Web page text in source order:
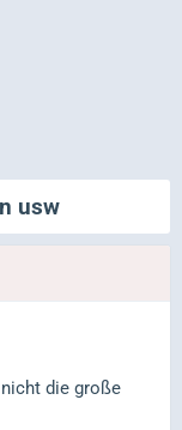
usw
die große